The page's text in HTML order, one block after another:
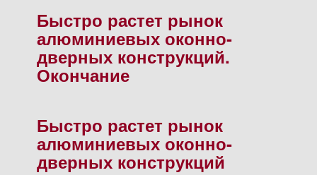
Быстро растет рынок
алюминиевых оконно-
дверных конструкций.
Окончание
Быстро растет рынок
алюминиевых оконно-
дверных конструкций